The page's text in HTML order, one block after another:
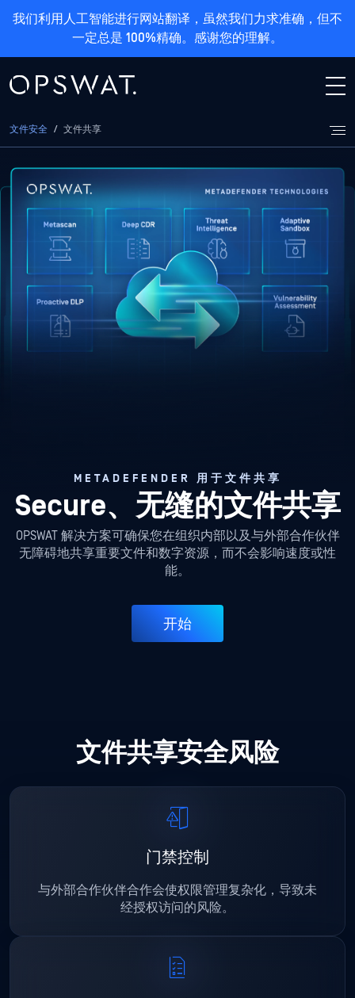
我们利用人工智能进行网站翻译，虽然我们力求准确，但不
一定总是 100%精确。感谢您的理解。
文件安全 / 文件共享
METADEFENDER 用于文件共享
Secure、无缝的文件共享
OPSWAT 解决方案可确保您在组织内部以及与外部合作伙伴
无障碍地共享重要文件和数字资源，而不会影响速度或性
能。
开始
文件共享安全风险
门禁控制
与外部合作伙伴合作会使权限管理复杂化，导致未
经授权访问的风险。